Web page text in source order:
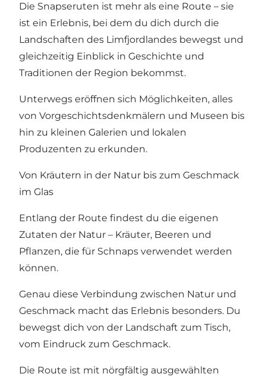
Die Snapseruten ist mehr als eine Route – sie
ist ein Erlebnis, bei dem du dich durch die
Landschaften des Limfjordlandes bewegst und
gleichzeitig Einblick in Geschichte und
Traditionen der Region bekommst.
Unterwegs eröffnen sich Möglichkeiten, alles
von Vorgeschichtsdenkmälern und Museen bis
hin zu kleinen Galerien und lokalen
Produzenten zu erkunden.
Von Kräutern in der Natur bis zum Geschmack
im Glas
Entlang der Route findest du die eigenen
Zutaten der Natur – Kräuter, Beeren und
Pflanzen, die für Schnaps verwendet werden
können.
Genau diese Verbindung zwischen Natur und
Geschmack macht das Erlebnis besonders. Du
bewegst dich von der Landschaft zum Tisch,
vom Eindruck zum Geschmack.
Die Route ist mit nörgfältig ausgewählten